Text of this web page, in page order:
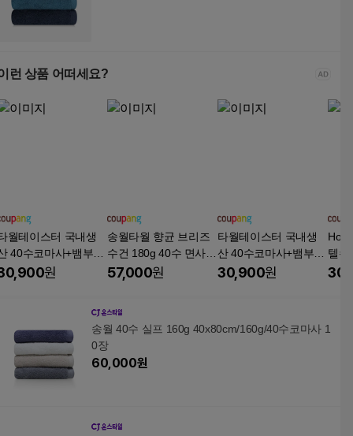
런 상품 어떠세요?
월테이스터 국내생
40수코마사+뱀부얀
얼코튼 호텔수건 고
원
송월타월 향균 브리즈
수건 180g 40수 면사,
연그레이, 10개
57,000원
타월테이스터 국내생
산 40수코마사+뱀부얀
듀얼코튼 호텔수건 고
30,900원
텔수
개,
송월 40수 실프 160g 40x80cm/160g/40수코마사 1
0장
60,000원